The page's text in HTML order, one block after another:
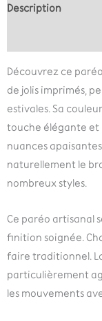
Description
Découvrez ce
de jolis imprimés,
estivales. Sa
touche élégante et
nuances
naturellement le
nombreux styles.
Ce paréo artisanal
finition soignée.
faire traditionnel.
particulièrement
les mouvements